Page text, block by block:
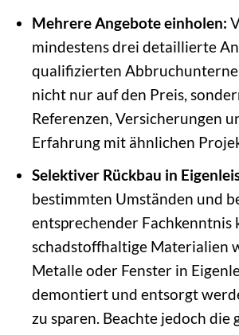
Mehrere Angebote einholen:
mindestens drei detaillierte
qualifizierten
nicht nur auf den Preis,
Referenzen, Versicherungen
Erfahrung mit ähnlichen
Selektiver Rückbau in
bestimmten Umständen und
entsprechender Fachkenntnis
schadstoffhaltige Materialien
Metalle oder Fenster in
demontiert und entsorgt
zu sparen. Beachte jedoch die